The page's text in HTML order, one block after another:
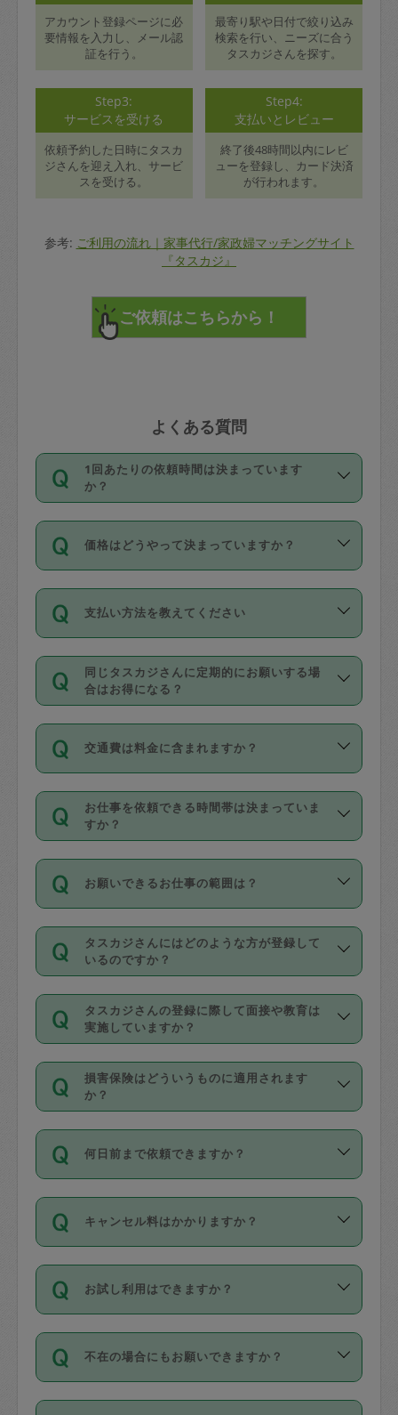
アカウント登録ページに必
要情報を入力し、メール認
証を行う。
最寄り駅や日付で絞り込み
検索を行い、ニーズに合う
タスカジさんを探す。
Step3:
サービスを受ける
依頼予約した日時にタスカ
ジさんを迎え入れ、サービ
スを受ける。
Step4:
支払いとレビュー
終了後48時間以内にレビ
ューを登録し、カード決済
が行われます。
参考: ご利用の流れ｜家事代行/家政婦マッチングサイト
『タスカジ』
よくある質問
1回あたりの依頼時間は決まっています
か？
依頼1回につき3時間固定です。3時間を
超えて依頼したい場合は、延長機能をご
利用ください。機能をご利用いただくに
の上事前申請することが必要です。な
お、3時間を下回っても、値引き等はござ
いません。
価格はどうやって決まっていますか？
11種類の価格帯の中からタスカジさん自
身が価格を選んで設定しています。
タスカジさんの価格設定には最初は制限
があり、レビュー件数、レビューの平均
値、などで除々に設定可能な最高額が上
がっていく仕組みになっています。
支払い方法を教えてください
お支払方法はクレジットカード（Visa／
Master／JCB／AMERICAN EXPRESS／
Diners Club）のみとなります。
を行う際にご入力ください。プロフィー
ル登録時にはご入力いただかなくても大
丈夫です。
デビットカード・プリペイドカード（Vプ
リカ、au WALLETなど）は支払にはご利
銀行振込や現金払いも対応していませ
なお、タスカジさんの交通費も、依頼料
金のご請求と合わせてお支払いとなりま
動計算で表示されます。
同じタスカジさんに定期的にお願いする場
合はお得になる？
依頼には「スポット」と「定期（毎週｜
隔週）」があり、「定期」の依頼は「ス
ポット」よりお得な料金でご利用できま
す。
定期の最低利用回数は設けていない代わ
りに、一定数を超えたキャンセルは有償
（例：毎週定期の場合は３回以上のキャ
ンセルが有償（1200円、隔週定期の場合
は２回以上のキャンセルが有償（1200
交通費は料金に含まれますか？
交通費は依頼料金とは別途発生し、依頼
料金のご請求と合わせてお支払いとなり
ます。交通費の金額は「依頼の詳細」に
お仕事を依頼できる時間帯は決まっていま
すか？
時間帯は3種類あります。いずれも１回あ
たり３時間です。
・ＡＭ ９時～１２時
・ＰＭ １３時～１６時
・夜 １８時～２１時
開始時間を２時間前後変更することが可
能です。依頼送信後、個別にタスカジさ
んにメッセージを送り調整してくださ
い。ただし、２時間を越えての調整はで
時間も被らない場合、損害保険の対象外
お願いできるお仕事の範囲は？
掃除、整理収納、洗濯、買い物、料理、
作り置きです。タスカジさんによってで
きる仕事の範囲が異なりますので、依頼
する前にタスカジさんのプロフィールで
確認してください。
基本的に、高所での作業や危険作業、屋
外での作業は対象外です。
タスカジさんにはどのような方が登録して
いるのですか？
主婦として長年の家事経験をお持ちの
方、栄養士・調理師といった資格者で保
育園や学校の給食やレストランで料理関
係の専門職に従事されていた方、日本で
すでにハウスキーパーや英語の先生とし
てお仕事をしているフィリピン出身の
社員など様々なバックグラウンドの方が
登録しています。
日本語も話せる方など様々です。
ールに記載していますので、各自の得意
を依頼してください。
タスカジさんの登録に際して面接や教育は
実施していますか？
応募の際に、各自事務局との面接と説明
を行っています。その後、身分証明書の
写真提出をしていただいています。外国
確認しています。タスカジさんトレーニ
ング動画を使ったセルフトレーニングの
現場トライアルを受け、合格したタスカ
ジさんが活動されています。
※テストセンターの講評は１件目のレビュ
参考
【詳細】タスカジさんの登録に際
損害保険はどういうものに適用されます
か？
依頼者とタスカジさんとの間でタスカジ
を通して成立した作業時間内での作業に
適用されます。作業範囲は、掃除、洗
です。作業中に物を壊したり、人にけが
をさせたりした場合が対象で、補償金額
す。
写真を撮り、
何日前まで依頼できますか？
ご依頼は、現在を起点に3日後（72時間
以降）の日時から受付可能となっていま
す。
タスカジさんへ「募集」をかけることが
可能です。
キャンセル料はかかりますか？
キャンセル料には、以下の2種類がありま
す。
1. 直前キャンセル（定期、スポット契約
共通）
お試し利用はできますか？
「お試し利用」というメニューはありま
せんが、「一回のみ」依頼を活用するこ
とによって、気に入ったタスカジさんを
不在の場合にもお願いできますか？
不在の場合の作業はタスカジさんの同意